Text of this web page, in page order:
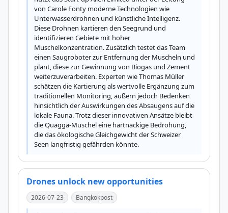
von Carole Fonty moderne Technologien wie
Unterwasserdrohnen und künstliche Intelligenz.
Diese Drohnen kartieren den Seegrund und
identifizieren Gebiete mit hoher
Muschelkonzentration. Zusätzlich testet das Team
einen Saugroboter zur Entfernung der Muscheln und
plant, diese zur Gewinnung von Biogas und Zement
weiterzuverarbeiten. Experten wie Thomas Müller
schätzen die Kartierung als wertvolle Ergänzung zum
traditionellen Monitoring, äußern jedoch Bedenken
hinsichtlich der Auswirkungen des Absaugens auf die
lokale Fauna. Trotz dieser innovativen Ansätze bleibt
die Quagga-Muschel eine hartnäckige Bedrohung,
die das ökologische Gleichgewicht der Schweizer
Seen langfristig gefährden könnte.
Drones unlock new opportunities
2026-07-23 Bangkokpost